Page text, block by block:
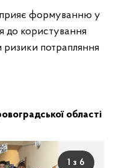
формуванню у
до користування
ризики потрапляння
області
1 з 6